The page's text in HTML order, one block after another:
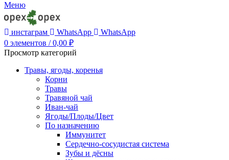
Меню
инстаграм WhatsApp
WhatsApp
0 элементов / 0,00 ₽
Просмотр категорий
Травы, ягоды, коренья
Корни
Травы
Травяной чай
Иван-чай
Ягоды/Плоды/Цвет
По назначению
Иммунитет
Сердечно-сосудистая система
Зубы и дёсны